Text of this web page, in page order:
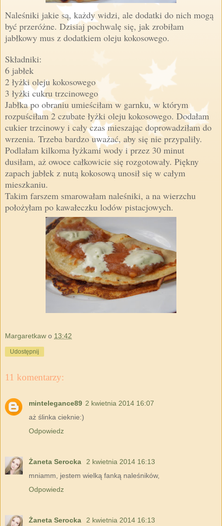
Naleśniki jakie są, każdy widzi, ale dodatki do nich mogą
być przeróżne. Dzisiaj pochwalę się, jak zrobiłam
jabłkowy mus z dodatkiem oleju kokosowego.
Składniki:
6 jabłek
2 łyżki oleju kokosowego
3 łyżki cukru trzcinowego
Jabłka po obraniu umieściłam w garnku, w którym
rozpuściłam 2 czubate łyżki oleju kokosowego. Dodałam
cukier trzcinowy i cały czas mieszając doprowadziłam do
wrzenia. Trzeba bardzo uważać, aby się nie przypaliły.
Podlałam kilkoma łyżkami wody i przez 30 minut
dusiłam, aż owoce całkowicie się rozgotowały. Piękny
zapach jabłek z nutą kokosową unosił się w całym
mieszkaniu.
Takim farszem smarowałam naleśniki, a na wierzchu
położyłam po kawałeczku lodów pistacjowych.
Margaretkaw o 13:42
Udostępnij
11 komentarzy:
mintelegance89 2 kwietnia 2014 16:07
aż ślinka cieknie:)
Odpowiedz
Żaneta Serocka
2 kwietnia 2014 16:13
mniamm, jestem wielką fanką naleśników,
Odpowiedz
Żaneta Serocka
2 kwietnia 2014 16:13